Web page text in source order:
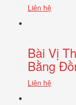
Liên hệ
Bài Vị
Bằng
Liên hệ